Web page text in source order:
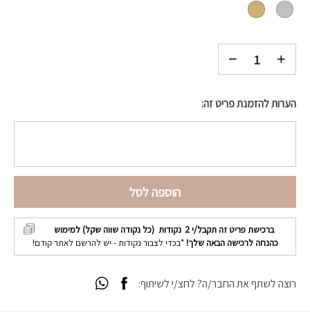
הערות להזמנת פריט זה:
הוספה לסל
ברכישת פריט זה תקבל/י 2 נקודות (כל נקודה שווה שקל) למימוש
כהנחה לרכישה הבאה שלך! *בכדי לצבור נקודות - יש להרשם לאתר קודם!
רוצה לשתף את החבר/ה? לחצ/י לשיתוף: